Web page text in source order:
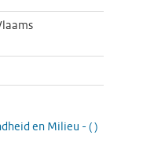
en Milieu - ( )